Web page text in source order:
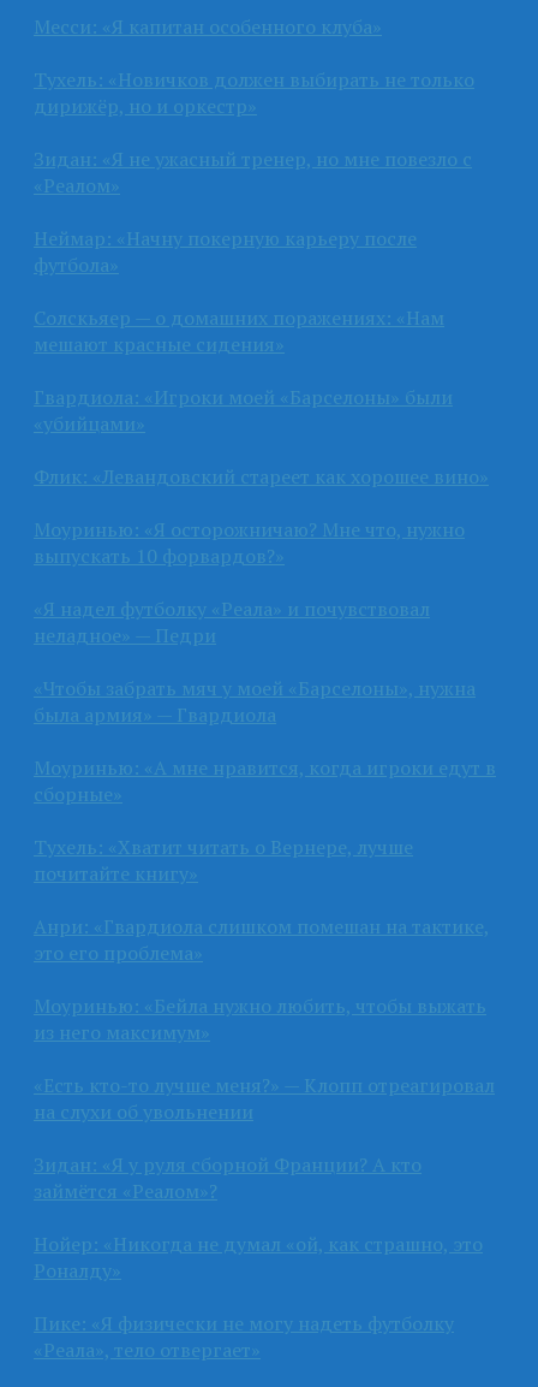
Месси: «Я капитан особенного клуба»
Тухель: «Новичков должен выбирать не только
дирижёр, но и оркестр»
Зидан: «Я не ужасный тренер, но мне повезло с
«Реалом»
Неймар: «Начну покерную карьеру после
футбола»
Солскьяер — о домашних поражениях: «Нам
мешают красные сидения»
Гвардиола: «Игроки моей «Барселоны» были
«убийцами»
Флик: «Левандовский стареет как хорошее вино»
Моуринью: «Я осторожничаю? Мне что, нужно
выпускать 10 форвардов?»
«Я надел футболку «Реала» и почувствовал
неладное» — Педри
«Чтобы забрать мяч у моей «Барселоны», нужна
была армия» — Гвардиола
Моуринью: «А мне нравится, когда игроки едут в
сборные»
Тухель: «Хватит читать о Вернере, лучше
почитайте книгу»
Анри: «Гвардиола слишком помешан на тактике,
это его проблема»
Моуринью: «Бейла нужно любить, чтобы выжать
из него максимум»
«Есть кто-то лучше меня?» — Клопп отреагировал
на слухи об увольнении
Зидан: «Я у руля сборной Франции? А кто
займётся «Реалом»?
Нойер: «Никогда не думал «ой, как страшно, это
Роналду»
Пике: «Я физически не могу надеть футболку
«Реала», тело отвергает»